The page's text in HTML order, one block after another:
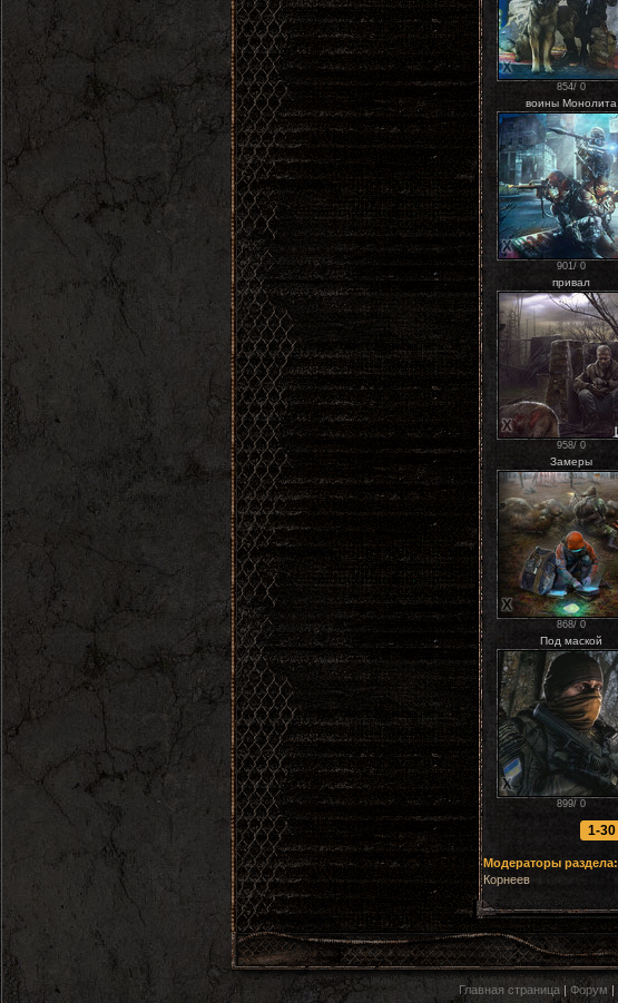
X
854/ 0
воины Монолита
X
901/ 0
привал
X
958/ 0
Замеры
X
868/ 0
Под маской
X
899/ 0
1-30
Корнеев
Главная страница| Форум |